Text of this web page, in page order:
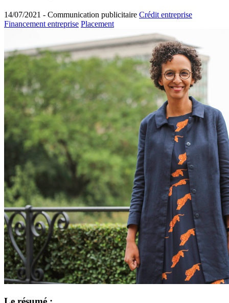
14/07/2021 - Communication publicitaire Crédit entreprise
Financement entreprise Placement